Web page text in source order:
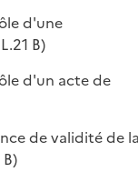
d'une
B)
d'un acte de
de validité de